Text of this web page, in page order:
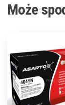
Może